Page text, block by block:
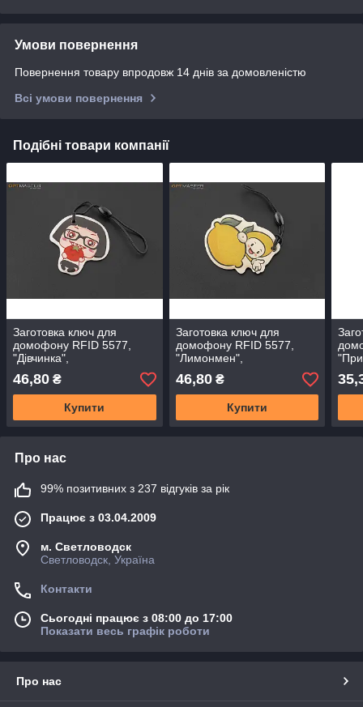
Умови повернення
Повернення товару впродовж 14 днів за домовленістю
Всі умови повернення
Подібні товари компанії
Заготовка ключ для
домофону RFID 5577,
"Дівчинка",
перезаписується
46,80 ₴
Купити
Заготовка ключ для
домофону RFID 5577,
"Лимонмен",
перезаписується
46,80₴
Купити
Про нас
99% позитивних з 237 відгуків за рік
Працює з 03.04.2009
м. Светловодск
Светловодск, Україна
Контакти
Сьогодні працює з 08:00 до 17:00
Показати весь графік роботи
Про нас